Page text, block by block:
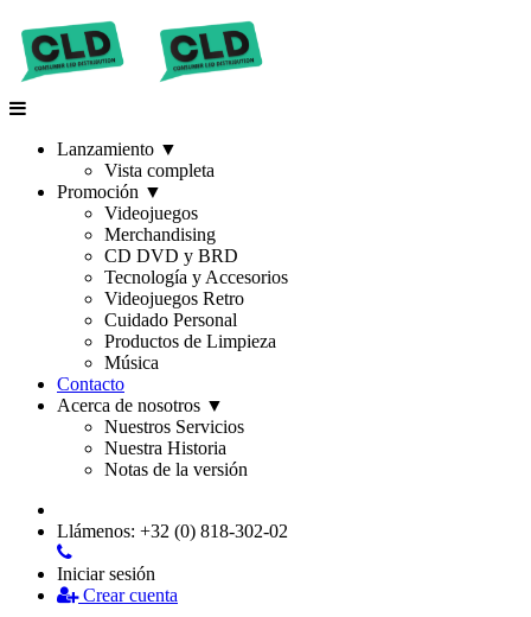
Lanzamiento ▼
Vista completa
Promoción ▼
Videojuegos
Merchandising
CD DVD y BRD
Tecnología y Accesorios
Videojuegos Retro
Cuidado Personal
Productos de Limpieza
Música
Contacto
Acerca de nosotros ▼
Nuestros Servicios
Nuestra Historia
Notas de la versión
Llámenos: +32 (0) 818-302-02
Iniciar sesión
Crear cuenta